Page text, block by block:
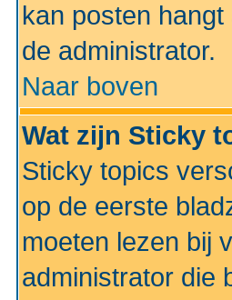
kan posten
de administrator.
Naar boven
Wat zijn Sticky
Sticky topics
op de eerste
moeten lezen bij
administrator die